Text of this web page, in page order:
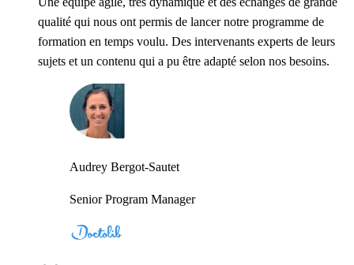
qualité qui nous ont permis de lancer notre programme de
formation en temps voulu. Des intervenants experts de leurs
sujets et un contenu qui a pu être adapté selon nos besoins.
Audrey Bergot-Sautet
Senior Program Manager